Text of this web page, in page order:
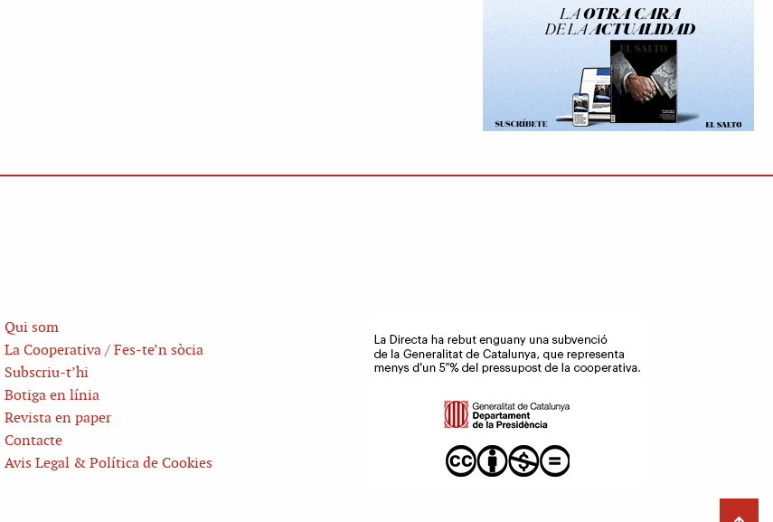
Qui som
La Cooperativa / Fes-te’n sòcia
Subscriu-t’hi
Botiga en línia
Revista en paper
Contacte
Avis Legal & Política de Cookies